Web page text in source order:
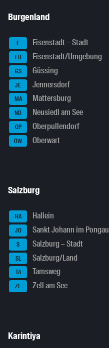
Burgenland
E Eisenstadt – Stadt
EU Eisenstadt/Umgebung
GS Güssing
JE Jennersdorf
MA Mattersburg
ND Neusiedl am See
OP Oberpullendorf
OW Oberwart
Salzburg
HA Hallein
JO Sankt Johann im Pongau
S Salzburg – Stadt
SL Salzburg/Land
TA Tamsweg
ZE Zell am See
Karintiya